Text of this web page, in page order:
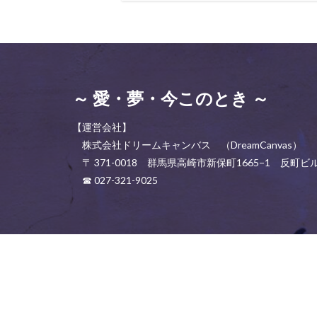
～ 愛・夢・今このとき ～
【運営会社】
株式会社ドリームキャンバス （DreamCanvas）
〒 371-0018 群馬県高崎市新保町1665−1 反町ビ
☎ 027-321-9025